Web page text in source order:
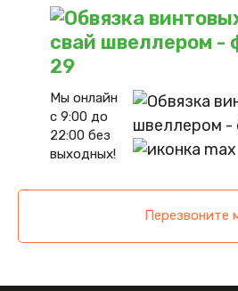
Перезвоните
Мы онлайн
с 9:00 до
22:00 без
выходных!